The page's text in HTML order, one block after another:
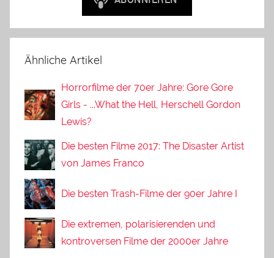
Ähnliche Artikel
Horrorfilme der 70er Jahre: Gore Gore
Girls - ...What the Hell, Herschell Gordon
Lewis?
Die besten Filme 2017: The Disaster Artist
von James Franco
Die besten Trash-Filme der 90er Jahre I
Die extremen, polarisierenden und
kontroversen Filme der 2000er Jahre